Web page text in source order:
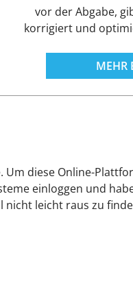
vor der Abgabe,
korrigiert und
MEHR
diese Online-
einloggen und
leicht raus zu